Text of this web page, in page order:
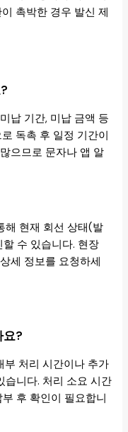
촉박한 경우 발신 제
납 기간, 미납 금액 등
독촉 후 일정 기간이
으므로 문자나 앱 알
해 현재 회선 상태(발
수 있습니다. 현장
세 정보를 요청하세
요?
부 처리 시간이나 추가
습니다. 처리 소요 시간
후 확인이 필요합니